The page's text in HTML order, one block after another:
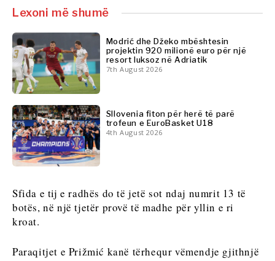
Minierat
Qëndrueshmëri
Teknologji
Telekom
Turizëm
Tregti
Insights
Intervistë
Opinion
Shitje
pakicë
Qëndrueshmëri
Teknologji
Telekom
Transport
Tregti
Intervistë
Lexoni më shumë
Modrić dhe Džeko mbështesin
projektin 920 milionë euro për një
resort luksoz në Adriatik
7th August 2026
Sllovenia fiton për herë të parë
trofeun e EuroBasket U18
4th August 2026
Sfida e tij e radhës do të jetë sot ndaj numrit 13 të
botës, në një tjetër provë të madhe për yllin e ri
kroat.
Paraqitjet e Prižmić kanë tërhequr vëmendje gjithnjë